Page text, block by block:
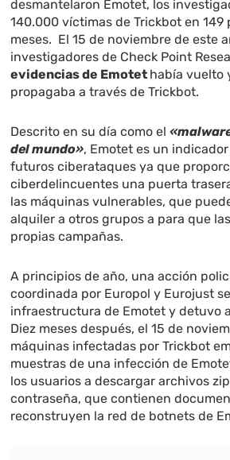
desmantelaron Emotet, los
140.000 víctimas de Trickbot en 149
meses. El 15 de noviembre de este
investigadores de Check Point
evidencias de Emotet había vuelto
propagaba a través de Trickbot.
Descrito en su día como el
del mundo», Emotet es un
futuros ciberataques ya que
ciberdelincuentes una puerta
las máquinas vulnerables, que
alquiler a otros grupos a para que
propias campañas.
A principios de año, una acción
coordinada por Europol y Eurojust
infraestructura de Emotet y detuvo
Diez meses después, el 15 de
máquinas infectadas por Trickbot
muestras de una infección de
los usuarios a descargar archivos
contraseña, que contienen
reconstruyen la red de botnets de